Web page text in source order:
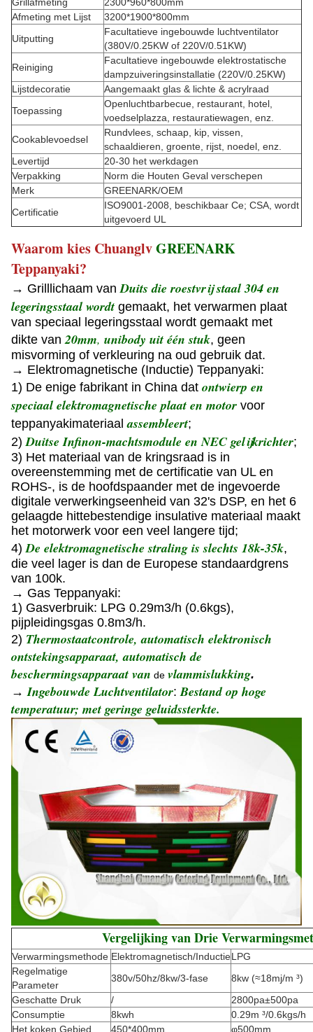
Afmeting met Lijst
3200*1900*800mm
Uitputting
Facultatieve ingebouwde luchtventilator
(380V/0.25KW of 220V/0.51KW)
Reiniging
Facultatieve ingebouwde elektrostatische
dampzuiveringsinstallatie (220V/0.25KW)
Lijstdecoratie
Aangemaakt glas & lichte & acrylraad
Toepassing
Openluchtbarbecue, restaurant, hotel,
voedselplazza, restauratiewagen, enz.
Cookablevoedsel
Rundvlees, schaap, kip, vissen,
schaaldieren, groente, rijst, noedel, enz.
Levertijd
20-30 het werkdagen
Verpakking
Norm die Houten Geval verschepen
Merk
GREENARK/OEM
Certificatie
ISO9001-2008, beschikbaar Ce; CSA, wordt
uitgevoerd UL
Waarom kies ChuanglvGREENARK
Teppanyaki?
→ Grilllichaam vanDuits die roestvrij staal 304 en
legeringsstaal wordt gemaakt, het verwarmen plaat
van speciaal legeringsstaal wordt gemaakt met
dikte van20mm, unibody uit één stuk, geen
misvorming of verkleuring na oud gebruik dat.
→ Elektromagnetische (Inductie) Teppanyaki:
1) De enige fabrikant in China dat ontwierp en
speciaal elektromagnetische plaat en motor voor
teppanyakimateriaalassembleert;
2)Duitse Infinon-machtsmodule en NEC gelijkrichter;
3) Het materiaal van de kringsraad is in
overeenstemming met de certificatie van UL en
ROHS-, is de hoofdspaander met de ingevoerde
digitale verwerkingseenheid van 32's DSP, en het 6
gelaagde hittebestendige insulative materiaal maakt
het motorwerk voor een veel langere tijd;
4)De elektromagnetische straling is slechts 18k-35k,
die veel lager is dan de Europese standaardgrens
van 100k.
→ Gas Teppanyaki:
1) Gasverbruik: LPG 0.29m3/h (0.6kgs),
pijpleidingsgas 0.8m3/h.
2) Thermostaatcontrole, automatisch elektronisch
ontstekingsapparaat, automatisch de
beschermingsapparaat van de vlammislukking.
→Ingebouwde Luchtventilator:Bestand op hoge
temperatuur; met geringe geluidssterkte.
Vergelijking van Drie
Verwarmingsmethode Elektromagnetisch/InductieLPG
Regelmatige
Parameter
380v/50hz/8kw/3-fase
8kw (≈18mj/m ³)
Geschatte Druk
/
2800pa±500pa
Consumptie
8kwh
0.29m ³/0.6kgs/h
Het koken Gebied
450*400mm
φ500mm